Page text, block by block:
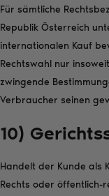
Für sämtliche
Republik Österreich
internationalen Kauf
Rechtswahl nur
zwingende
Verbraucher seinen
10)
Handelt der Kunde als
Rechts oder öffentlich-